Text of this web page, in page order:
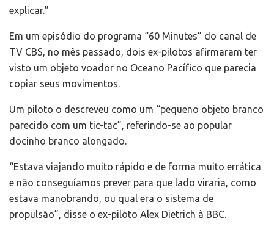
explicar.”
Em um episódio do programa “60 Minutes” do canal de
TV CBS, no mês passado, dois ex-pilotos afirmaram ter
visto um objeto voador no Oceano Pacífico que parecia
copiar seus movimentos.
Um piloto o descreveu como um “pequeno objeto branco
parecido com um tic-tac”, referindo-se ao popular
docinho branco alongado.
“Estava viajando muito rápido e de forma muito errática
e não conseguíamos prever para que lado viraria, como
estava manobrando, ou qual era o sistema de
propulsão”, disse o ex-piloto Alex Dietrich à BBC.